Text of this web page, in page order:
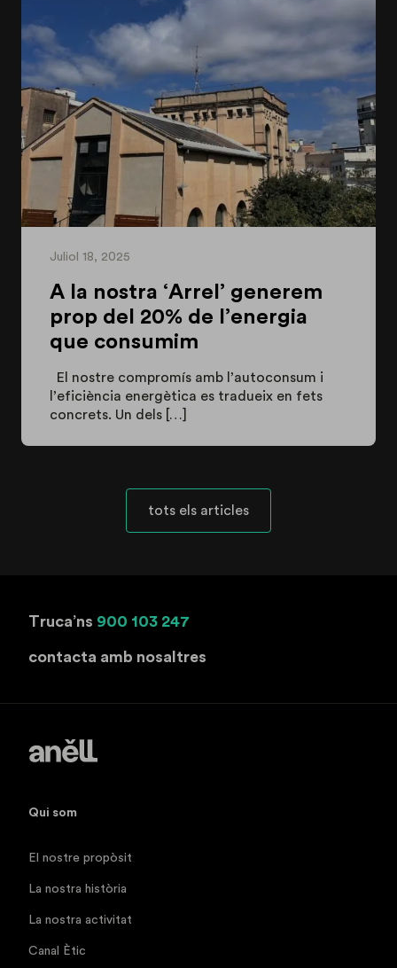
Juliol 18, 2025
A la nostra ‘Arrel’ generem
prop del 20% de l’energia
que consumim
El nostre compromís amb l’autoconsum i
l’eficiència energètica es tradueix en fets
concrets. Un dels […]
tots els articles
Truca’ns 900 103 247
contacta amb nosaltres
Qui som
El nostre propòsit
La nostra història
La nostra activitat
Canal Ètic